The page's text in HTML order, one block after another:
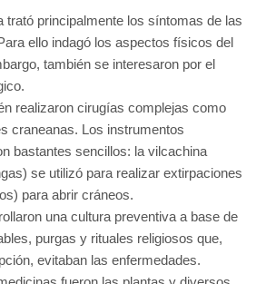
trató principalmente los síntomas de las
ello indagó los aspectos físicos del
también se interesaron por el
realizaron cirugías complejas como
craneanas. Los instrumentos
bastantes sencillos: la vilcachina
se utilizó para realizar extirpaciones
para abrir cráneos.
una cultura preventiva a base de
purgas y rituales religiosos que,
evitaban las enfermedades.